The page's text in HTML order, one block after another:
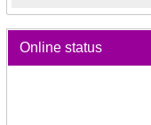
Online status